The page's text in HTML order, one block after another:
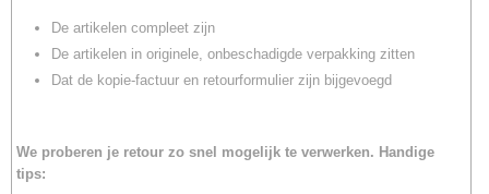
De artikelen compleet zijn
De artikelen in originele, onbeschadigde verpakking zitten
Dat de kopie-factuur en retourformulier zijn bijgevoegd
We proberen je retour zo snel mogelijk te verwerken. Handige
tips: